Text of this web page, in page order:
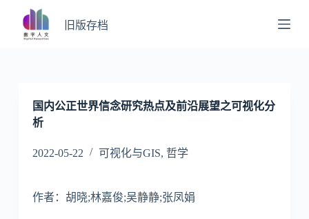
跳
过
旧版存档
国内公正世界信念研究热点及前沿展望之可视化分
析
2022-05-22 可视化与GIS, 哲学
作者：胡晓;林嘉俊;吴静静;张凤娟